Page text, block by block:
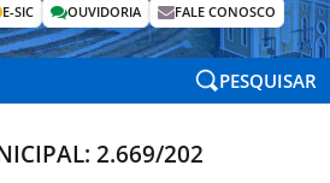
E-SIC OUVIDORIA FALE CONOSCO
PESQUISAR
2.669/202